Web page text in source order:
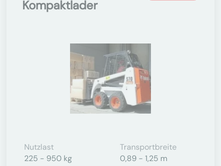
Kompaktlader
Nutzlast
225 - 950 kg
Transportbreite
0,89 - 1,25 m